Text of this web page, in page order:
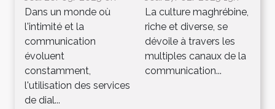
Dans un monde où
l'intimité et la
communication
évoluent
constamment,
l'utilisation des services
de dial...
La culture maghrébine,
riche et diverse, se
dévoile à travers les
multiples canaux de la
communication...